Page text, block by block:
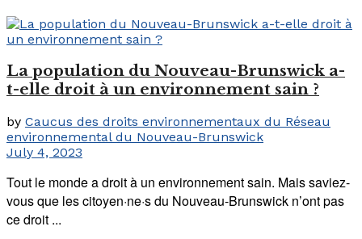
La population du Nouveau-Brunswick a-
t-elle droit à un environnement sain ?
by Caucus des droits environnementaux du Réseau
environnemental du Nouveau-Brunswick
July 4, 2023
Tout le monde a droit à un environnement sain. Mais saviez-
vous que les citoyen·ne·s du Nouveau-Brunswick n’ont pas
ce droit ...